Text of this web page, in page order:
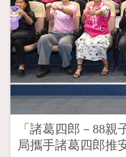
「諸葛四郎－88
局攜手諸葛四郎推